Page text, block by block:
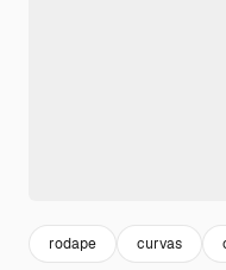
rodape curvas